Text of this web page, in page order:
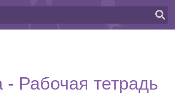
Рабочая тетрадь